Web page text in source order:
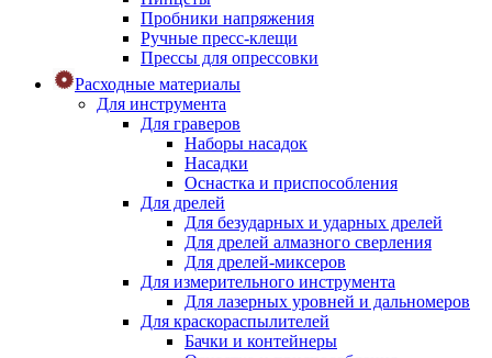
Пробники напряжения
Ручные пресс-клещи
Прессы для опрессовки
Расходные материалы
Для инструмента
Для граверов
Наборы насадок
Насадки
Оснастка и приспособления
Для дрелей
Для безударных и ударных дрелей
Для дрелей алмазного сверления
Для дрелей-миксеров
Для измерительного инструмента
Для лазерных уровней и дальномеров
Для краскораспылителей
Бачки и контейнеры